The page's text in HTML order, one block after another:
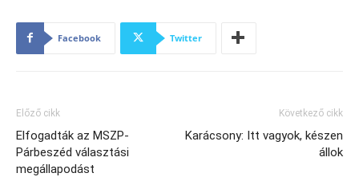
Facebook Twitter
Előző cikk
Elfogadták az MSZP-
Párbeszéd választási
megállapodást
Következő cikk
Karácsony: Itt vagyok, készen
állok